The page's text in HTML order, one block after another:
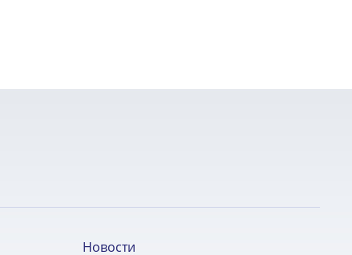
Новости